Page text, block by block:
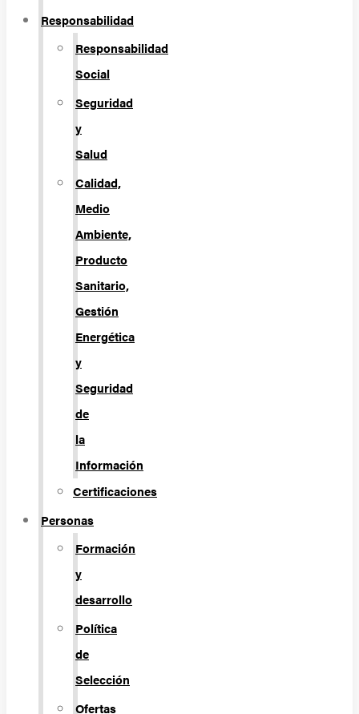
Responsabilidad
Responsabilidad
Social
Seguridad
y
Salud
Calidad,
Medio
Ambiente,
Producto
Sanitario,
Gestión
Energética
y
Seguridad
de
la
Información
Certificaciones
Personas
Formación
y
desarrollo
Política
de
Selección
Ofertas